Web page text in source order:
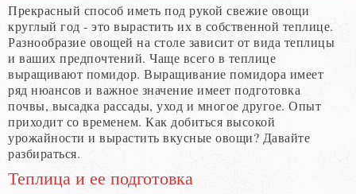
Прекрасный способ иметь под рукой свежие овощи
круглый год - это вырастить их в собственной теплице.
Разнообразие овощей на столе зависит от вида теплицы
и ваших предпочтений. Чаще всего в теплице
выращивают помидор. Выращивание помидора имеет
ряд нюансов и важное значение имеет подготовка
почвы, высадка рассады, уход и многое другое. Опыт
приходит со временем. Как добиться высокой
урожайности и вырастить вкусные овощи? Давайте
разбираться.
Теплица и ее подготовка